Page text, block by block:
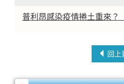
普利昂感染疫情捲土重來？
回上